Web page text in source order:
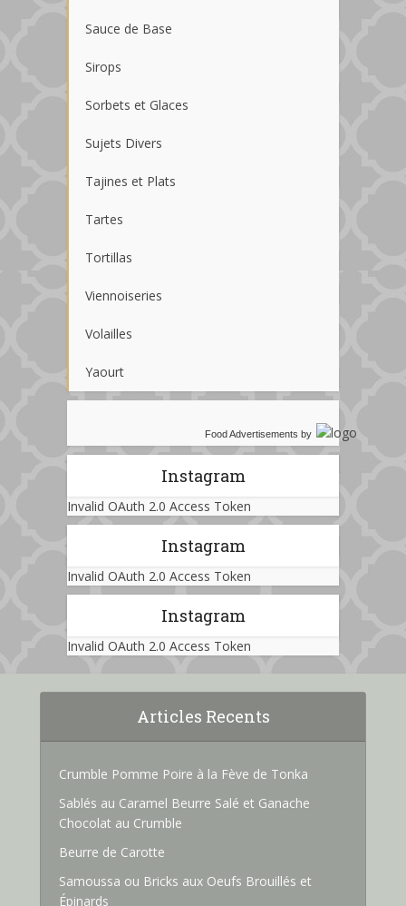
Sauce de Base
Sirops
Sorbets et Glaces
Sujets Divers
Tajines et Plats
Tartes
Tortillas
Viennoiseries
Volailles
Yaourt
Food Advertisements by
Instagram
Invalid OAuth 2.0 Access Token
Instagram
Invalid OAuth 2.0 Access Token
Instagram
Invalid OAuth 2.0 Access Token
Articles Recents
Crumble Pomme Poire à la Fève de Tonka
Sablés au Caramel Beurre Salé et Ganache
Chocolat au Crumble
Beurre de Carotte
Samoussa ou Bricks aux Oeufs Brouillés et
Épinards